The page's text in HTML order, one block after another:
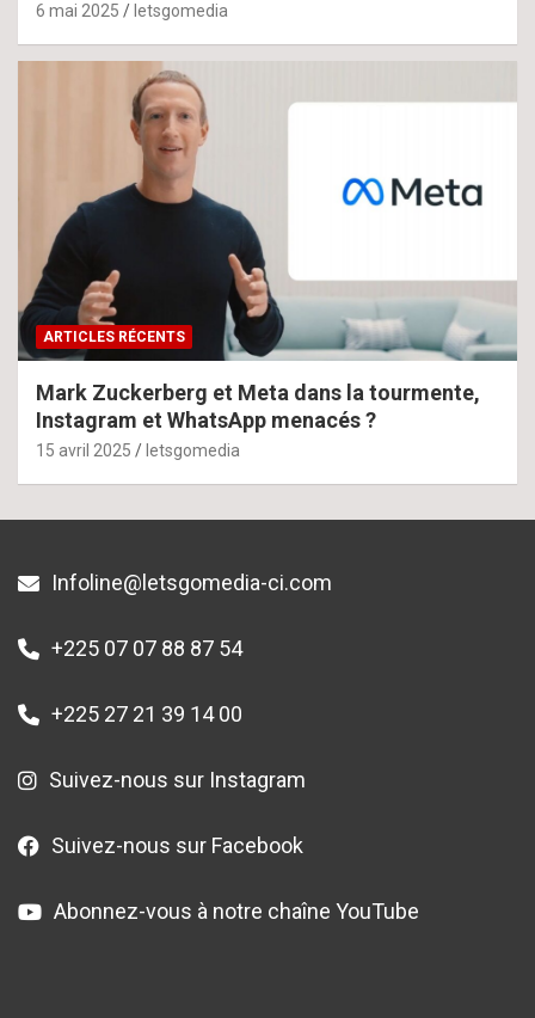
6 mai 2025 letsgomedia
ARTICLES RÉCENTS
Mark Zuckerberg et Meta dans la tourmente,
Instagram et WhatsApp menacés ?
15 avril 2025 letsgomedia
Infoline@letsgomedia-ci.com
+225 07 07 88 87 54
+225 27 21 39 14 00
Suivez-nous sur Instagram
Suivez-nous sur Facebook
Abonnez-vous à notre chaîne YouTube